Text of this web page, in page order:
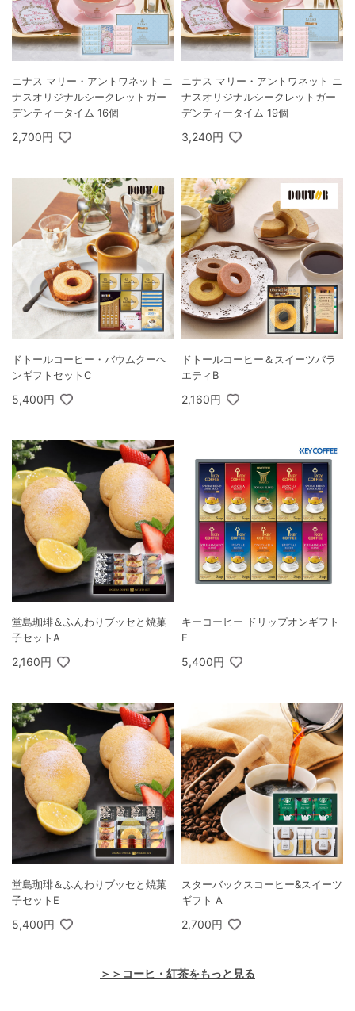
ニナス マリー・アントワネット ニ
ナスオリジナルシークレットガー
デンティータイム 16個
2,700円
ニナス マリー・アントワネット ニ
ナスオリジナルシークレットガー
デンティータイム 19個
3,240円
ドトールコーヒー・バウムクーヘ
ンギフトセットC
5,400円
ドトールコーヒー＆スイーツバラ
エティB
2,160円
堂島珈琲＆ふんわりブッセと焼菓
子セットA
2,160円
キーコーヒー ドリップオンギフト
F
5,400円
堂島珈琲＆ふんわりブッセと焼菓
子セットE
5,400円
スターバックスコーヒー&スイーツ
ギフト A
2,700円
＞＞コーヒ・紅茶をもっと見る